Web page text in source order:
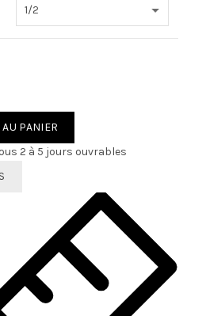
PANIER
2 à 5 jours ouvrables